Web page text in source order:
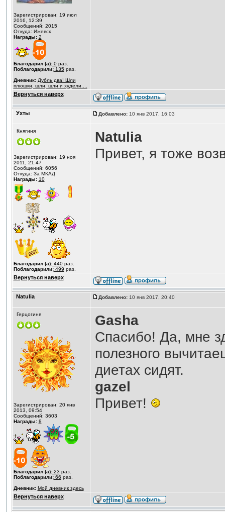
Зарегистрирован: 19 июл
2016, 12:39
Сообщений: 2015
Откуда: Ижевск
Награды: 2
Благодарил (а):0раз.
Поблагодарили:135 раз.
Дневник: Дубль два! Шли
плюшки, шли, шли и худели....
Вернуться наверх
Ухты Добавлено:10 янв 2017, 16:03
Княгиня
Зарегистрирован: 19 ноя
2011, 21:47
Сообщений: 6056
Откуда: За МКАД
Награды: 10
Благодарил (а):440раз.
Поблагодарили:499 раз.
Natulia
Привет, я тоже
Вернуться наверх
Natulia Добавлено:10 янв 2017, 20:40
Герцогиня
Зарегистрирован: 20 янв
2013, 09:54
Сообщений: 3603
Награды: 8
Благодарил (а):23 раз.
Поблагодарили:66 раз.
Дневник: Мой дневник здесь
Gasha
Спасибо! Да, мне
полезного
диетах сидят.
gazel
Привет!
Вернуться наверх